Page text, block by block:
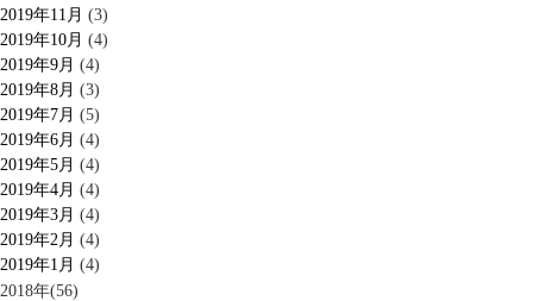
2019年11月 (3)
2019年10月 (4)
2019年9月 (4)
2019年8月 (3)
2019年7月 (5)
2019年6月 (4)
2019年5月 (4)
2019年4月 (4)
2019年3月 (4)
2019年2月 (4)
2019年1月 (4)
2018年(56)